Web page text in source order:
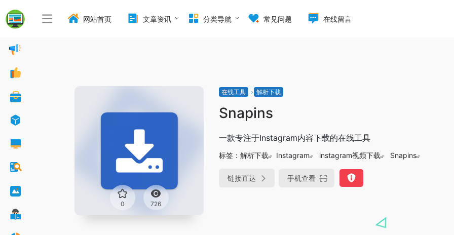
网站首页 文章资讯 分类导航 常见问题 在线留言
0 726
在线工具 解析下载
Snapins
一款专注于Instagram内容下载的在线工具
标签： 解析下载 Instagram instagram视频下载 Snapins
链接直达 手机查看